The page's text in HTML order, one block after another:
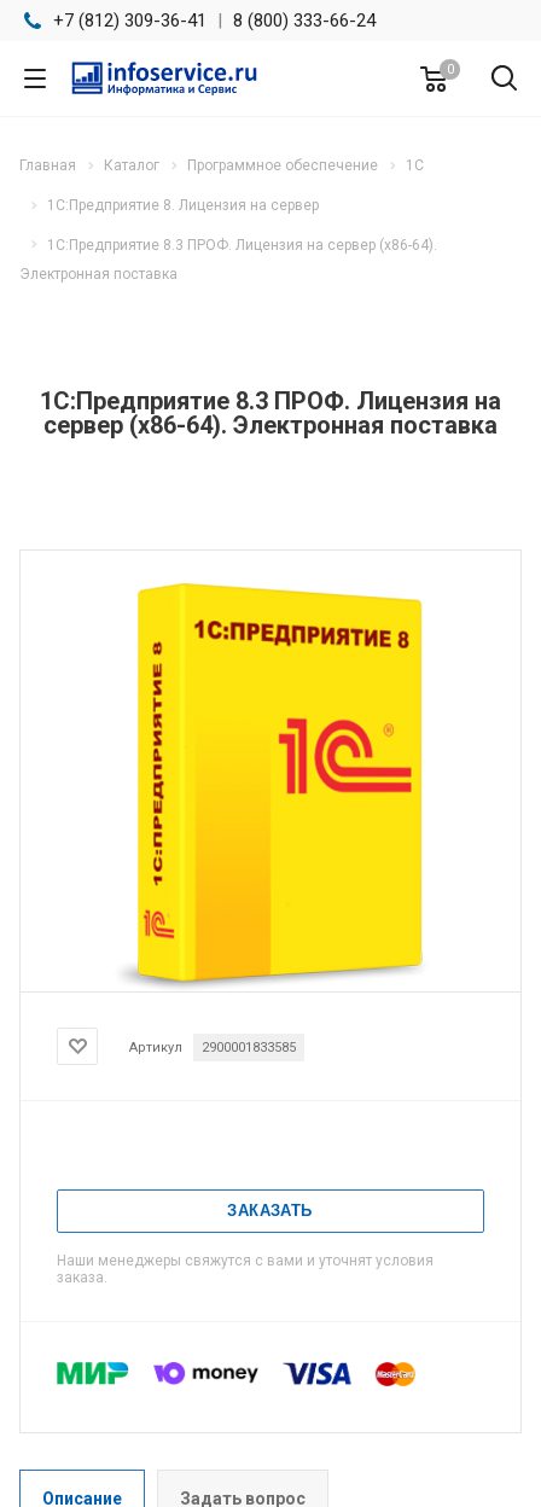
+7 (812) 309-36-41 | 8 (800) 333-66-24
0
Главная Каталог Программное обеспечение 1С
1С:Предприятие 8. Лицензия на сервер
1С:Предприятие 8.3 ПРОФ. Лицензия на сервер (x86-64).
Электронная поставка
1С:Предприятие 8.3 ПРОФ. Лицензия на
сервер (x86-64). Электронная поставка
Артикул 2900001833585
ЗАКАЗАТЬ
Наши менеджеры свяжутся с вами и уточнят условия
заказа.
Описание Задать вопрос